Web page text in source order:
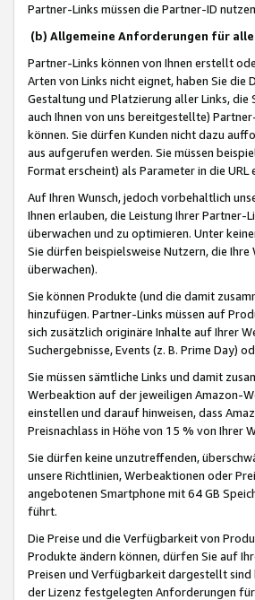
Partner-Links müssen die Partner-ID
(b) Allgemeine Anforderungen für
Partner-Links können von Ihnen erstellt
Arten von Links nicht eignet, haben Sie
Gestaltung und Platzierung aller Links,
auch Ihnen von uns bereitgestellte)
können. Sie dürfen Kunden nicht dazu
aus aufgerufen werden. Sie müssen
Format erscheint) als Parameter in die
Auf Ihren Wunsch, jedoch vorbehaltlich
Ihnen erlauben, die Leistung Ihrer Partner-
überwachen und zu optimieren. Unter
Sie dürfen beispielsweise Nutzern, die
überwachen).
Sie können Produkte (und die damit
hinzufügen. Partner-Links müssen auf
sich zusätzlich originäre Inhalte auf Ihrer
Suchergebnisse, Events (z. B. Prime Day)
Sie müssen sämtliche Links und damit
Werbeaktion auf der jeweiligen Amazon-
einstellen und darauf hinweisen, dass
Preisnachlass in Höhe von 15 % von Ihrer
Sie dürfen keine unzutreffenden,
unsere Richtlinien, Werbeaktionen oder
angebotenen Smartphone mit 64 GB
führt.
Die Preise und die Verfügbarkeit von
Produkte ändern können, dürfen Sie auf
Preisen und Verfügbarkeit dargestellt sind
der Lizenz festgelegten Anforderungen